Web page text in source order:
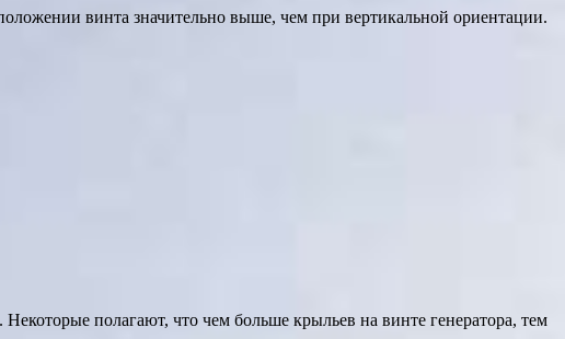
винта значительно выше, чем при вертикальной ориентации.
полагают, что чем больше крыльев на винте генератора, тем